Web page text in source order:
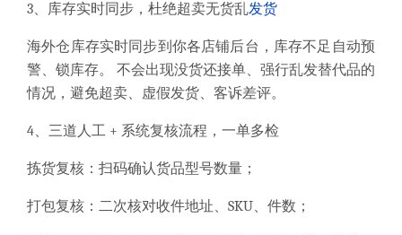
3、库存实时同步，杜绝超卖无货乱发货
海外仓库存实时同步到你各店铺后台，库存不足自动预
警、锁库存。 不会出现没货还接单、强行乱发替代品的
情况，避免超卖、虚假发货、客诉差评。
4、三道人工 + 系统复核流程，一单多检
拣货复核：扫码确认货品型号数量；
打包复核：二次核对收件地址、SKU、件数；